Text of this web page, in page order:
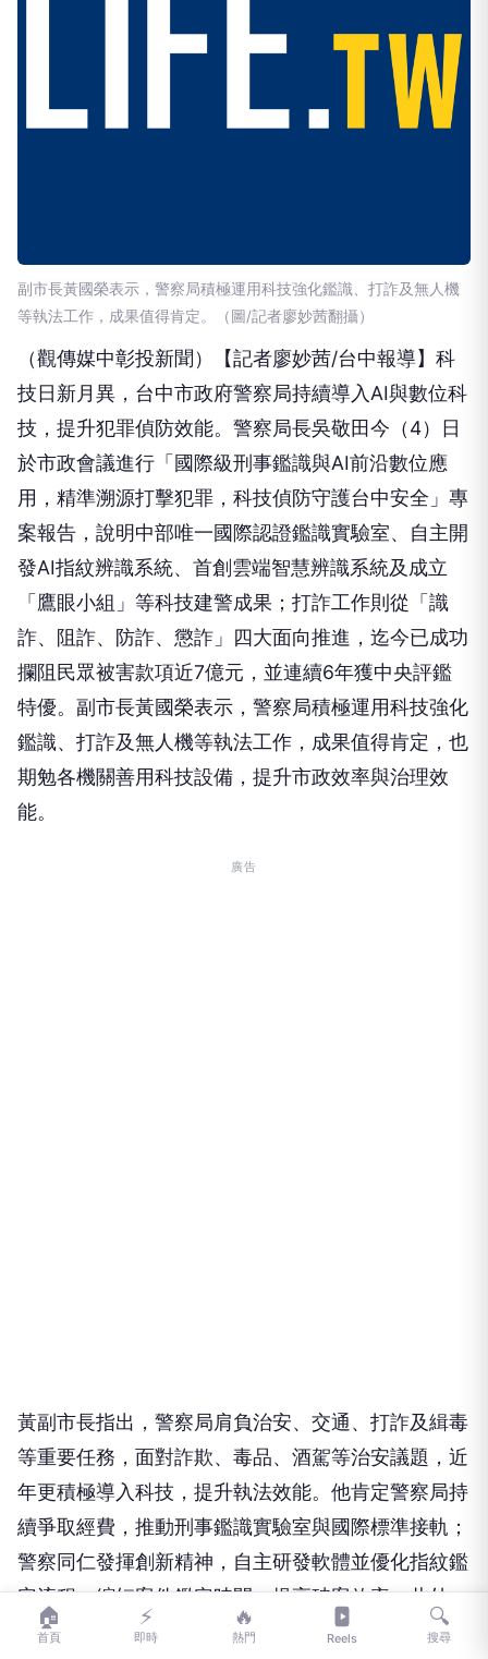
副市長黃國榮表示，警察局積極運用科技強化鑑識、打詐及無人機
等執法工作，成果值得肯定。（圖/記者廖妙茜翻攝）
（觀傳媒中彰投新聞）【記者廖妙茜/台中報導】科
技日新月異，台中市政府警察局持續導入AI與數位科
技，提升犯罪偵防效能。警察局長吳敬田今（4）日
於市政會議進行「國際級刑事鑑識與AI前沿數位應
用，精準溯源打擊犯罪，科技偵防守護台中安全」專
案報告，說明中部唯一國際認證鑑識實驗室、自主開
發AI指紋辨識系統、首創雲端智慧辨識系統及成立
「鷹眼小組」等科技建警成果；打詐工作則從「識
詐、阻詐、防詐、懲詐」四大面向推進，迄今已成功
攔阻民眾被害款項近7億元，並連續6年獲中央評鑑
特優。副市長黃國榮表示，警察局積極運用科技強化
鑑識、打詐及無人機等執法工作，成果值得肯定，也
期勉各機關善用科技設備，提升市政效率與治理效
能。
廣告
黃副市長指出，警察局肩負治安、交通、打詐及緝毒
等重要任務，面對詐欺、毒品、酒駕等治安議題，近
年更積極導入科技，提升執法效能。他肯定警察局持
續爭取經費，推動刑事鑑識實驗室與國際標準接軌；
警察同仁發揮創新精神，自主研發軟體並優化指紋鑑
定流程，縮短案件鑑定時間、提高破案效率。此外，
無人機除可應用於刑事偵查，也能支援災害應變、大
🏠
首頁
⚡
即時
🔥
熱門 Reels
🔍
搜尋